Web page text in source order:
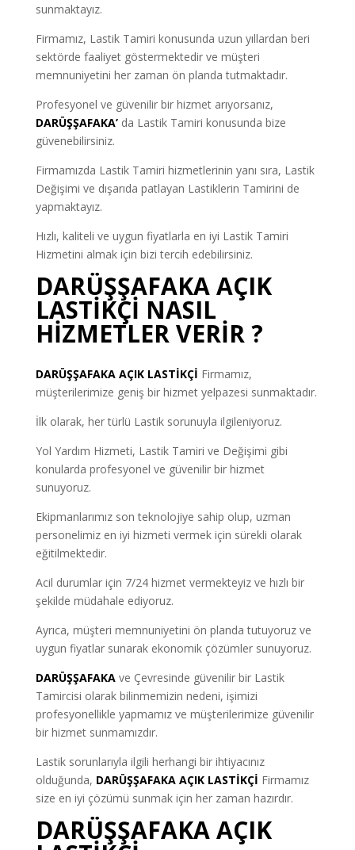
sunmaktayız.
Firmamız, Lastik Tamiri konusunda uzun yıllardan beri
sektörde faaliyet göstermektedir ve müşteri
memnuniyetini her zaman ön planda tutmaktadır.
Profesyonel ve güvenilir bir hizmet arıyorsanız,
DARÜŞŞAFAKA’da Lastik Tamiri konusunda bize
güvenebilirsiniz.
Firmamızda Lastik Tamiri hizmetlerinin yanı sıra, Lastik
Değişimi ve dışarıda patlayan Lastiklerin Tamirini de
yapmaktayız.
Hızlı, kaliteli ve uygun fiyatlarla en iyi Lastik Tamiri
Hizmetini almak için bizi tercih edebilirsiniz.
DARÜŞŞAFAKA AÇIK
LASTİKÇİ NASIL
HİZMETLER VERİR ?
DARÜŞŞAFAKA AÇIK LASTİKÇİ Firmamız,
müşterilerimize geniş bir hizmet yelpazesi sunmaktadır.
İlk olarak, her türlü Lastik sorunuyla ilgileniyoruz.
Yol Yardım Hizmeti, Lastik Tamiri ve Değişimi gibi
konularda profesyonel ve güvenilir bir hizmet
sunuyoruz.
Ekipmanlarımız son teknolojiye sahip olup, uzman
personelimiz en iyi hizmeti vermek için sürekli olarak
eğitilmektedir.
Acil durumlar için 7/24 hizmet vermekteyiz ve hızlı bir
şekilde müdahale ediyoruz.
Ayrıca, müşteri memnuniyetini ön planda tutuyoruz ve
uygun fiyatlar sunarak ekonomik çözümler sunuyoruz.
DARÜŞŞAFAKAve Çevresinde güvenilir bir Lastik
Tamircisi olarak bilinmemizin nedeni, işimizi
profesyonellikle yapmamız ve müşterilerimize güvenilir
bir hizmet sunmamızdır.
Lastik sorunlarıyla ilgili herhangi bir ihtiyacınız
olduğunda, DARÜŞŞAFAKA AÇIK LASTİKÇİ Firmamız
size en iyi çözümü sunmak için her zaman hazırdır.
DARÜŞŞAFAKA AÇIK